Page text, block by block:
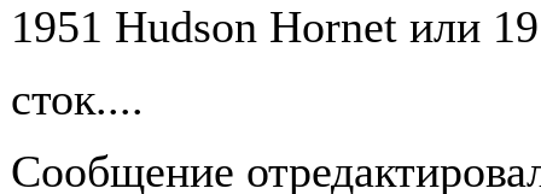
1951 Hudson Hornet или
сток....
Сообщение